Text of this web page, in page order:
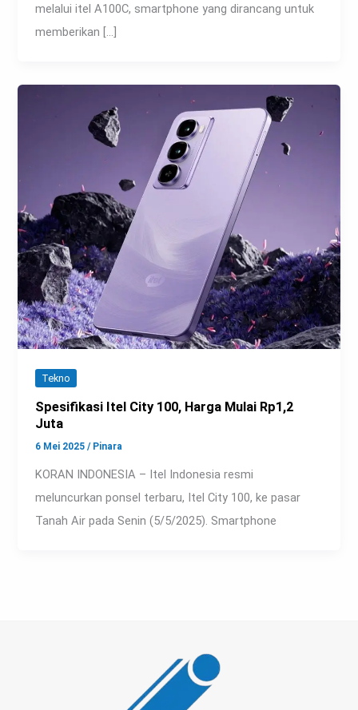
melalui itel A100C, smartphone yang dirancang untuk
memberikan […]
Tekno
Spesifikasi Itel City 100, Harga Mulai Rp1,2
Juta
6 Mei 2025/ Pinara
KORAN INDONESIA – Itel Indonesia resmi
meluncurkan ponsel terbaru, Itel City 100, ke pasar
Tanah Air pada Senin (5/5/2025). Smartphone